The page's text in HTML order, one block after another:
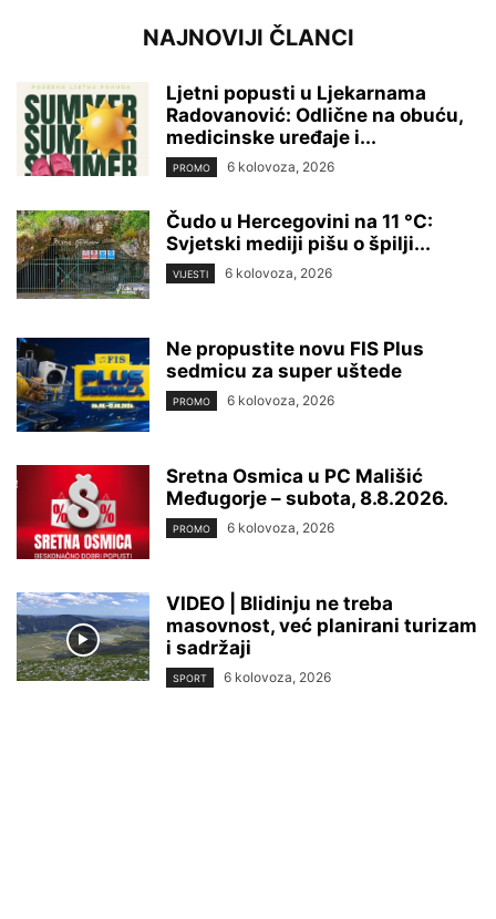
NAJNOVIJI ČLANCI
Ljetni popusti u Ljekarnama
Radovanović: Odlične na obuću,
medicinske uređaje i...
PROMO 6 kolovoza, 2026
Čudo u Hercegovini na 11 °C:
Svjetski mediji pišu o špilji...
VIJESTI 6 kolovoza, 2026
Ne propustite novu FIS Plus
sedmicu za super uštede
PROMO 6 kolovoza, 2026
Sretna Osmica u PC Mališić
Međugorje – subota, 8.8.2026.
PROMO 6 kolovoza, 2026
VIDEO | Blidinju ne treba
masovnost, već planirani turizam
i sadržaji
SPORT 6 kolovoza, 2026